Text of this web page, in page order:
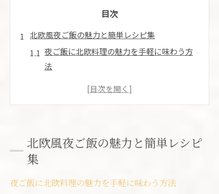
目次
北欧風夜ご飯の魅力と簡単レシピ集
夜ご飯に北欧料理の魅力を手軽に味わう方
法
簡単レシピで北欧風夜ご飯を毎日に取り入
見
北欧ごはんが美味しい夜ご飯のコツとポイ
北欧風夜ご飯の魅力と簡単レシピ
集
夜ご飯に北欧料理の魅力を手軽に味わう方法